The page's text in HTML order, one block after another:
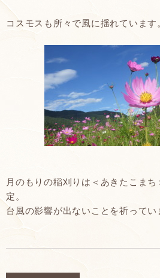
コスモスも所々で風に揺れています
月のもりの稲刈りは＜あきたこま
定。
台風の影響が出ないことを祈ってい